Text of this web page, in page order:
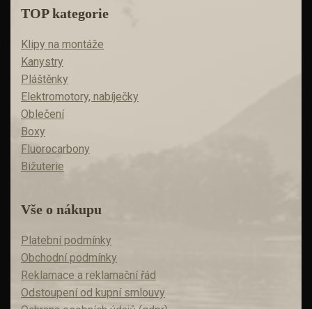
TOP kategorie
Klipy na montáže
Kanystry
Pláštěnky
Elektromotory, nabíječky
Oblečení
Boxy
Fluorocarbony
Bižuterie
Vše o nákupu
Platební podmínky
Obchodní podmínky
Reklamace a reklamační řád
Odstoupení od kupní smlouvy